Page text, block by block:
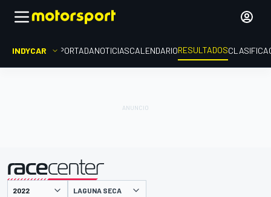
INDYCAR PORTADANOTICIASCALENDARIORESULTADOS
presentado por LAGUNA SECA